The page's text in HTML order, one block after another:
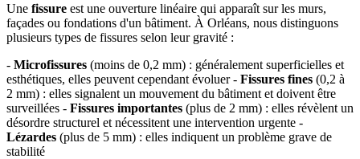
Une fissure est une ouverture linéaire qui apparaît sur les murs,
façades ou fondations d'un bâtiment. À Orléans, nous distinguons
plusieurs types de fissures selon leur gravité :
- Microfissures (moins de 0,2 mm) : généralement superficielles et
esthétiques, elles peuvent cependant évoluer - Fissures fines (0,2 à
2 mm) : elles signalent un mouvement du bâtiment et doivent être
surveillées - Fissures importantes (plus de 2 mm) : elles révèlent un
désordre structurel et nécessitent une intervention urgente -
Lézardes (plus de 5 mm) : elles indiquent un problème grave de
stabilité